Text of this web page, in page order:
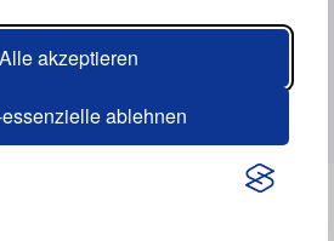
Alle akzeptieren
ablehnen
AG © 2026. Alle Rechte vorbehalten.